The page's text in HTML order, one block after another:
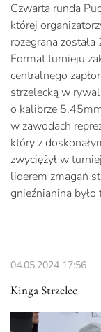
Czwarta runda
której
rozegrana
Format turnieju
centralnego
strzelecką w
o kalibrze
w zawodach
który z
zwyciężył w
liderem zmagań
gnieźnianina
04.05.2024 17:56
Kinga Strzelec